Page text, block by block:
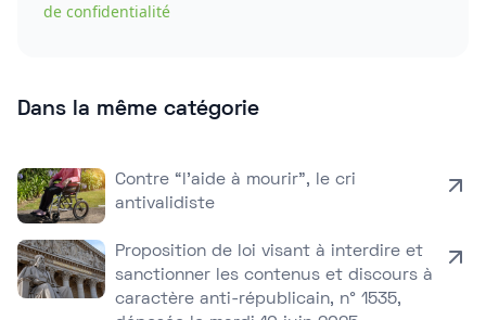
de confidentialité
Dans la même catégorie
Contre “l’aide à mourir”, le cri
antivalidiste
Proposition de loi visant à interdire et
sanctionner les contenus et discours à
caractère anti-républicain, n° 1535,